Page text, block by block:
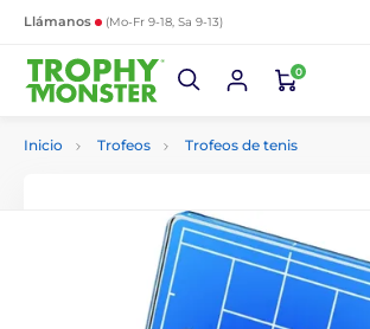
Llámanos (Mo-Fr 9-18, Sa 9-13)
0
Inicio Trofeos Trofeos de tenis